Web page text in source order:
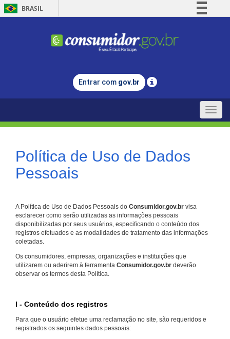
BRASIL
Comunica BR
Legislação
Entrar com gov.br
Toggle
Política de Uso de Dados
Pessoais
A Política de Uso de Dados Pessoais do Consumidor.gov.br visa
esclarecer como serão utilizadas as informações pessoais
disponibilizadas por seus usuários, especificando o conteúdo dos
registros efetuados e as modalidades de tratamento das informações
coletadas.
Os consumidores, empresas, organizações e instituições que
utilizarem ou aderirem à ferramenta Consumidor.gov.br deverão
observar os termos desta Política.
I - Conteúdo dos registros
Para que o usuário efetue uma reclamação no site, são requeridos e
registrados os seguintes dados pessoais: